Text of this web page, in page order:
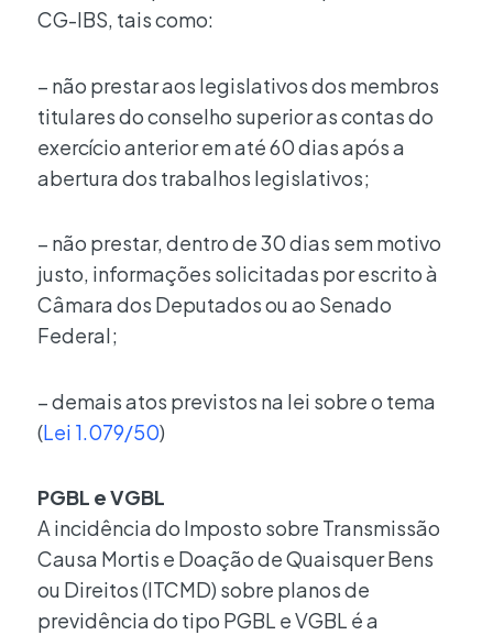
CG-IBS, tais como:
– não prestar aos legislativos dos membros
titulares do conselho superior as contas do
exercício anterior em até 60 dias após a
abertura dos trabalhos legislativos;
– não prestar, dentro de 30 dias sem motivo
justo, informações solicitadas por escrito à
Câmara dos Deputados ou ao Senado
Federal;
– demais atos previstos na lei sobre o tema
(Lei 1.079/50)
PGBL e VGBL
A incidência do Imposto sobre Transmissão
Causa Mortis e Doação de Quaisquer Bens
ou Direitos (ITCMD) sobre planos de
previdência do tipo PGBL e VGBL é a